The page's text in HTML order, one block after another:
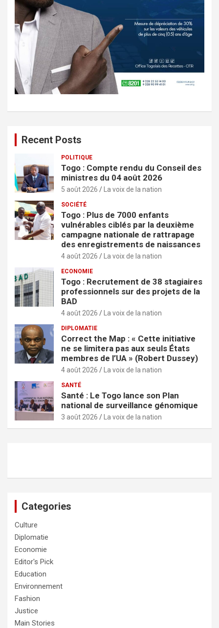
Recent Posts
POLITIQUE
Togo : Compte rendu du Conseil des
ministres du 04 août 2026
5 août 2026 La voix de la nation
SOCIÉTÉ
Togo : Plus de 7000 enfants
vulnérables ciblés par la deuxième
campagne nationale de rattrapage
des enregistrements de naissances
4 août 2026 La voix de la nation
ECONOMIE
Togo : Recrutement de 38 stagiaires
professionnels sur des projets de la
BAD
4 août 2026 La voix de la nation
DIPLOMATIE
Correct the Map : « Cette initiative
ne se limitera pas aux seuls États
membres de l’UA » (Robert Dussey)
4 août 2026 La voix de la nation
SANTÉ
Santé : Le Togo lance son Plan
national de surveillance génomique
3 août 2026 La voix de la nation
Categories
Culture
Diplomatie
Economie
Editor's Pick
Education
Environnement
Fashion
Justice
Main Stories